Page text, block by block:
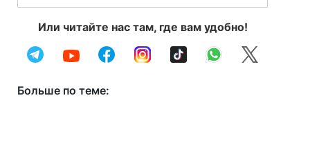
Или читайте нас там, где вам удобно!
Больше по теме: